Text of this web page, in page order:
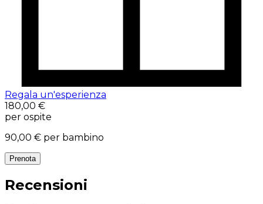
Regala un'esperienza
180,00 €
per ospite
90,00 € per bambino
Prenota
Recensioni